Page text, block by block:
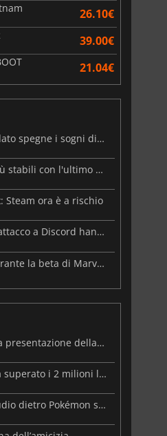
26.10€
39.00€
21.04€
Steam Frame: il prezzo trapelato spegne i sogni di un VR economico
Palworld: Sunreach e boss più stabili con l'ultimo update
Steam ora è a rischio
Le mappe dei malware e un attacco a Discord hanno colpito Meccha Chameleon
PlayStation Network in tilt durante la beta di Marvel Tōkon
MARVEL Tōkon debutta con la presentazione della roadmap per il primo anno
Resident Evil: Veronica ha già superato i 2 milioni liste dei desideri
Beast of Reincarnation: lo studio dietro Pokémon su una nuova strada